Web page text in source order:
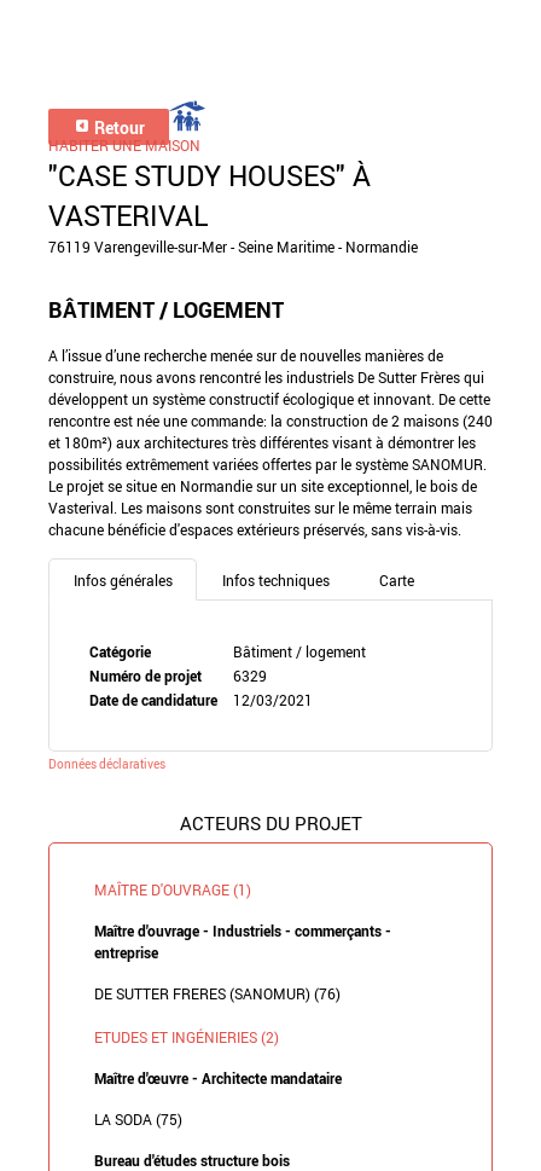
Retour
HABITER UNE MAISON
"CASE STUDY HOUSES" À
VASTERIVAL
76119 Varengeville-sur-Mer - Seine Maritime - Normandie
BÂTIMENT / LOGEMENT
A l’issue d’une recherche menée sur de nouvelles manières de
construire, nous avons rencontré les industriels De Sutter Frères qui
développent un système constructif écologique et innovant. De cette
rencontre est née une commande: la construction de 2 maisons (240
et 180m²) aux architectures très différentes visant à démontrer les
possibilités extrêmement variées offertes par le système SANOMUR.
Le projet se situe en Normandie sur un site exceptionnel, le bois de
Vasterival. Les maisons sont construites sur le même terrain mais
chacune bénéficie d'espaces extérieurs préservés, sans vis-à-vis.
Infos générales Infos techniques Carte
Catégorie
Bâtiment / logement
Numéro de projet
6329
Date de candidature
12/03/2021
Données déclaratives
ACTEURS DU PROJET
MAÎTRE D'OUVRAGE (1)
Maître d'ouvrage - Industriels - commerçants -
entreprise
DE SUTTER FRERES (SANOMUR) (76)
ETUDES ET INGÉNIERIES (2)
Maître d'œuvre - Architecte mandataire
LA SODA (75)
Bureau d'études structure bois